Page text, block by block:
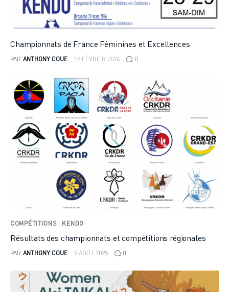
Championnats de France Féminines et Excellences
PAR ANTHONY COUE 15 FÉVRIER 2026 0
COMPÉTITIONS KENDO
Résultats des championnats et compétitions régionales
PAR ANTHONY COUE 8 AOÛT 2025 0